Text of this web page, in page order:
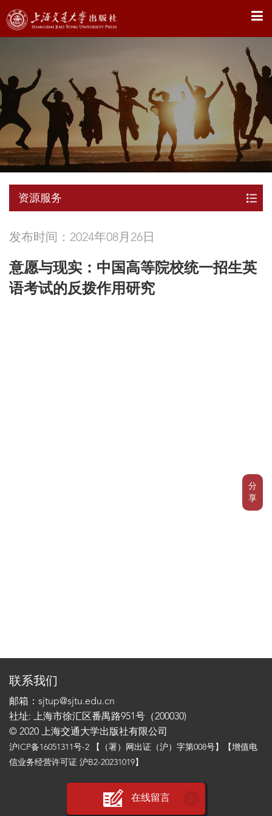
X
分
享
资源服务
发布时间：2024年08月26日
意愿与现实：中国高等院校统一招生英
语考试的反拨作用研究
联系我们
邮箱：sjtup@sjtu.edu.cn
社址: 上海市徐汇区番禺路951号（200030)
© 2020 上海交通大学出版社有限公司
沪ICP备16051311号-2 【（署）网出证（沪）字第008号】【增值电
信业务经营许可证 沪B2-20231019】
在线留言